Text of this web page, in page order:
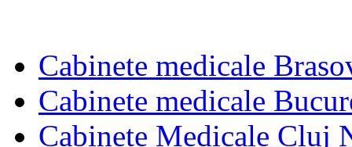
Cabinete medicale
Cabinete medicale
Cabinete Medicale Cluj